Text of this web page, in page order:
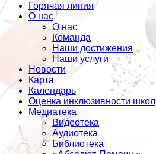
Горячая линия
О нас
О нас
Команда
Наши достижения
Наши услуги
Новости
Карта
Календарь
Оценка инклюзивности школ
Медиатека
Видеотека
Аудиотека
Библиотека